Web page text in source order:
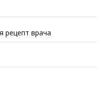
рецепт врача